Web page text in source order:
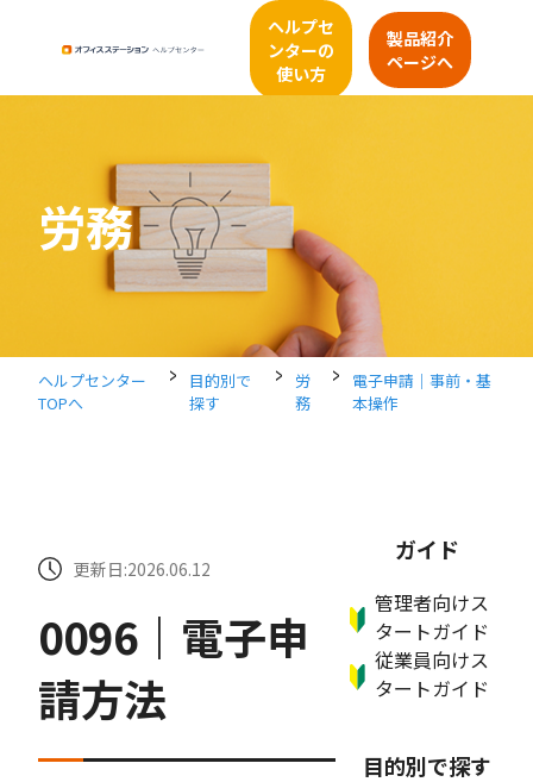
ヘルプセ
ンターの
使い方
製品紹介
ページへ
労務
ヘルプセンター
TOPへ
>
目的別で
探す
>
労
務
>
電子申請｜事前・基
本操作
更新日:2026.06.12
0096｜電子申
請方法
ガイド
管理者向けス
タートガイド
従業員向けス
タートガイド
目的別で探す